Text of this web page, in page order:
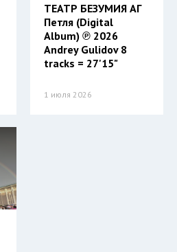
ТЕАТР БЕЗУМИЯ АГ
Петля (Digital
Album) ℗ 2026
Andrey Gulidov 8
tracks = 27'15"
1 июля 2026